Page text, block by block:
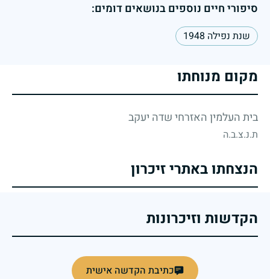
סיפורי חיים נוספים בנושאים דומים:
שנת נפילה 1948
מקום מנוחתו
בית העלמין האזרחי שדה יעקב
ת.נ.צ.ב.ה
הנצחתו באתרי זיכרון
הקדשות וזיכרונות
כתיבת הקדשה אישית